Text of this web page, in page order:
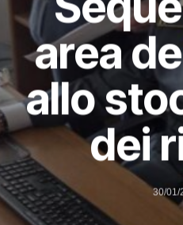
area
allo
dei
30/01/